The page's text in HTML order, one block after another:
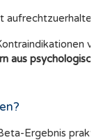
aus
Ergebnis